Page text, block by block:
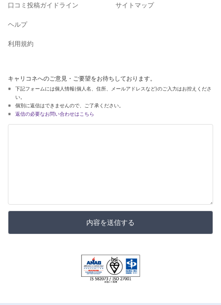
口コミ投稿ガイドライン
ヘルプ
利用規約
サイトマップ
キャリコネへのご意見・ご要望をお待ちしております。
下記フォームには個人情報(個人名、住所、メールアドレスなど)のご入力はお控えくださ
い。
個別に返信はできませんので、ご了承ください。
返信の必要なお問い合わせはこちら
内容を送信する